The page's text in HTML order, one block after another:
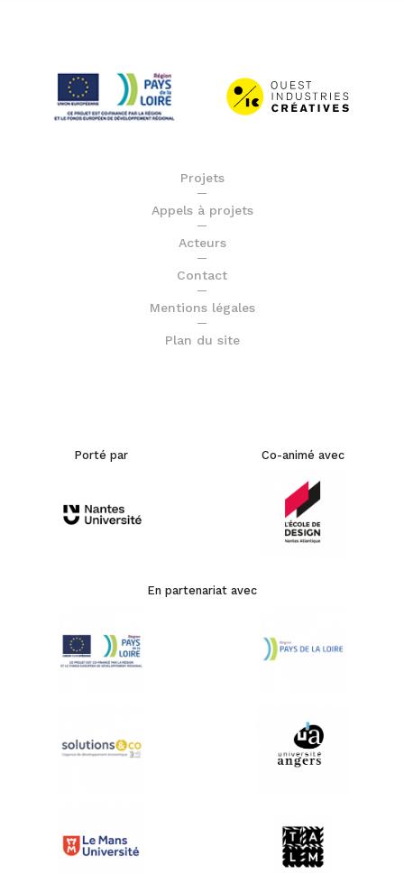
Projets
Appels à projets
Acteurs
Contact
Mentions légales
Plan du site
Porté par Co-animé avec
En partenariat avec